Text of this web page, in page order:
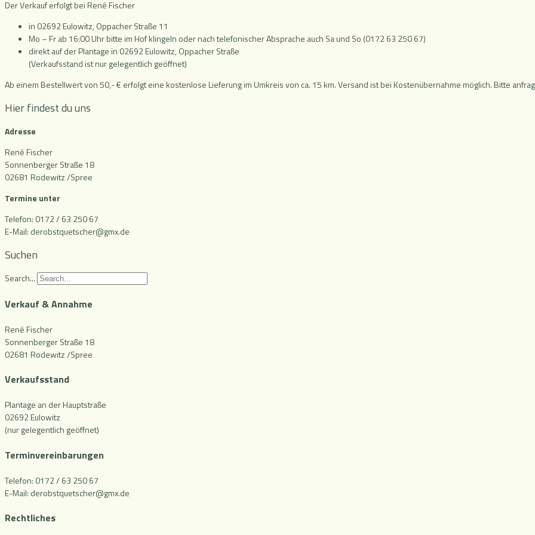
Der Verkauf erfolgt bei René Fischer
in 02692 Eulowitz, Oppacher Straße 11
Mo – Fr ab 16:00 Uhr bitte im Hof klingeln oder nach telefonischer Absprache auch Sa und So (0172 63 250 67)
direkt auf der Plantage in 02692 Eulowitz, Oppacher Straße
(Verkaufsstand ist nur gelegentlich geöffnet)
Ab einem Bestellwert von 50,- € erfolgt eine kostenlose Lieferung im Umkreis von ca. 15 km. Versand ist bei Kostenübernahme möglich. Bitte
Hier findest du uns
Adresse
René Fischer
Sonnenberger Straße 18
02681 Rodewitz /Spree
Termine unter
Telefon: 0172 / 63 250 67
E-Mail: derobstquetscher@gmx.de
Suchen
Search...
Verkauf & Annahme
René Fischer
Sonnenberger Straße 18
02681 Rodewitz /Spree
Verkaufsstand
Plantage an der Hauptstraße
02692 Eulowitz
(nur gelegentlich geöffnet)
Terminvereinbarungen
Telefon: 0172 / 63 250 67
E-Mail: derobstquetscher@gmx.de
Rechtliches